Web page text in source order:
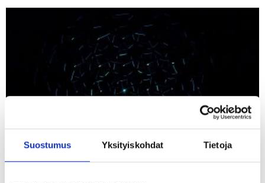
Suostumus Yksityiskohdat Tietoja